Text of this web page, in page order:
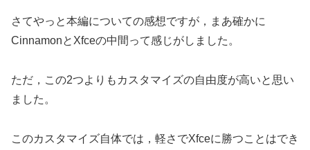
さてやっと本編についての感想ですが，まあ確かに
CinnamonとXfceの中間って感じがしました。
ただ，この2つよりもカスタマイズの自由度が高いと思い
ました。
このカスタマイズ自体では，軽さでXfceに勝つことはでき